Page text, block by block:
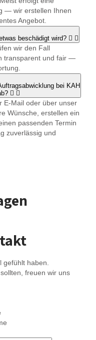
— wir erstellen Ihnen
Angebot.
beschädigt wird?
wir den Fall
transparent und fair —
bei KAH
E-Mail oder über unser
Wünsche, erstellen ein
passenden Termin
zuverlässig und
gefühlt haben.
freuen wir uns